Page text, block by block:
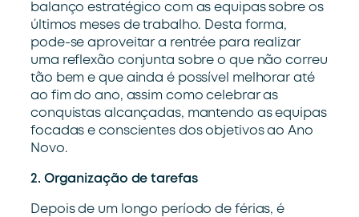
balanço estratégico com as equipas sobre os
últimos meses de trabalho. Desta forma,
pode-se aproveitar a rentrée para realizar
uma reflexão conjunta sobre o que não correu
tão bem e que ainda é possível melhorar até
ao fim do ano, assim como celebrar as
conquistas alcançadas, mantendo as equipas
focadas e conscientes dos objetivos ao Ano
Novo.
2. Organização de tarefas
Depois de um longo período de férias, é